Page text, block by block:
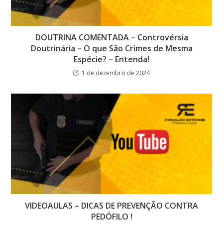
DOUTRINA COMENTADA – Controvérsia
Doutrinária – O que São Crimes de Mesma
Espécie? – Entenda!
1 de dezembro de 2024
VIDEOAULAS – DICAS DE PREVENÇÃO CONTRA
PEDÓFILO !